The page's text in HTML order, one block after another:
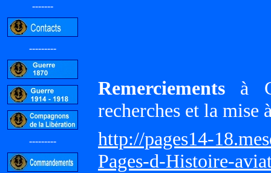
-------
---------
---------
Remerciements à
recherches et la mise
http://pages14-
Pages-d-Histoire-